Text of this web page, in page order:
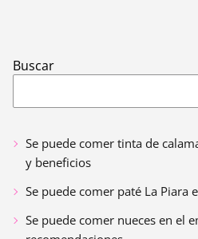
Buscar
Se puede comer tinta de
y beneficios
Se puede comer paté La Piara
Se puede comer nueces en el